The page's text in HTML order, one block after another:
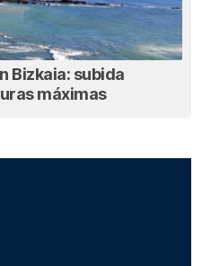
Bizkaia: subida
máximas